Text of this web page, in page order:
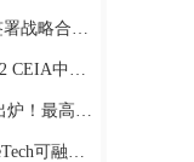
深协同发展体系
企业IT大奖
万元|快资讯
再获AAA评级